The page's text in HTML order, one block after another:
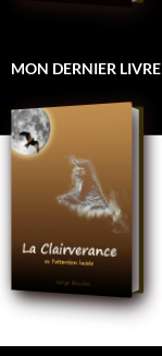
MON DERNIER LIVRE